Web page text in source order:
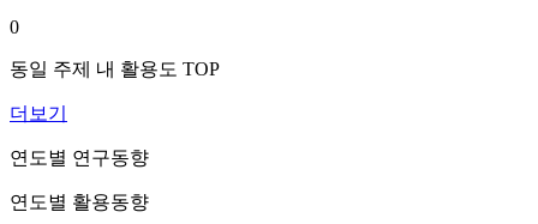
0
동일 주제 내 활용도 TOP
더보기
연도별 연구동향
연도별 활용동향